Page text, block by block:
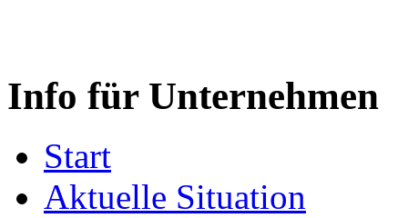
Info für Unternehmen
Start
Aktuelle Situation